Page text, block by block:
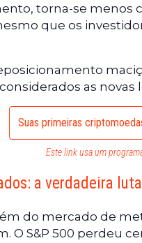
torna-se menos
que os
as
Suas primeiras
Este link usa um
a verdadeira
do mercado de
O S&P 500 perdeu